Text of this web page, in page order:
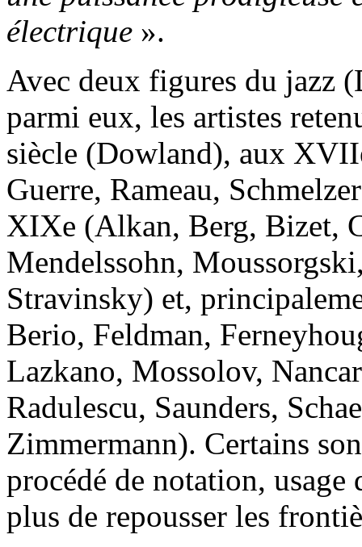
électrique ».
Avec deux figures du jazz
parmi eux, les artistes
siècle (Dowland), aux
Guerre, Rameau,
XIXe (Alkan, Berg, Bizet,
Mendelssohn,
Stravinsky) et,
Berio, Feldman,
Lazkano, Mossolov,
Radulescu, Saunders,
Zimmermann). Certains
procédé de notation, usage
plus de repousser les